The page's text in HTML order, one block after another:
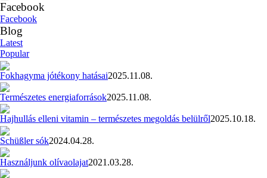
Facebook
Facebook
Blog
Latest
Popular
Fokhagyma jótékony hatásai2025.11.08.
Természetes energiaforrások2025.11.08.
Hajhullás elleni vitamin – természetes megoldás belülről2025.10.18.
Schüßler sók2024.04.28.
Használjunk olívaolajat2021.03.28.